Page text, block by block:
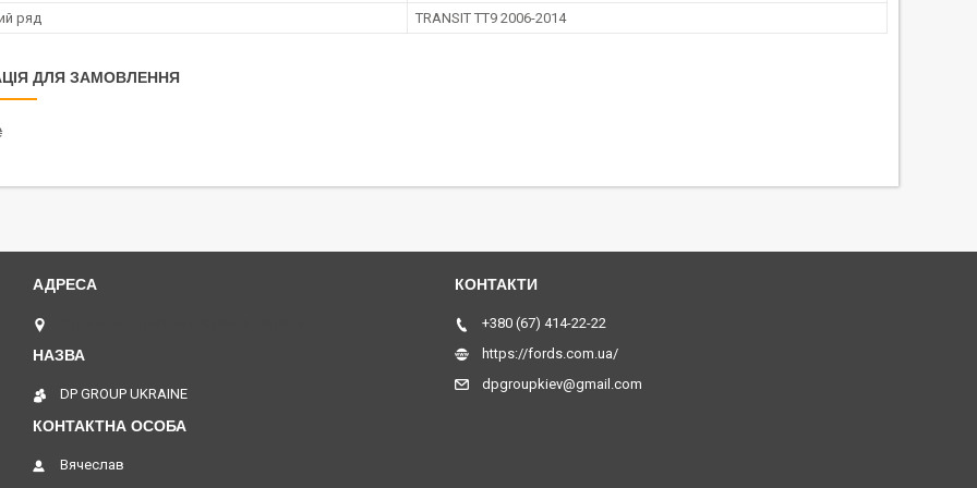
ряд TRANSIT TT9 2006-2014
ДЛЯ ЗАМОВЛЕННЯ
DP GROUP UKRAINE
Вячеслав
+380 (67) 414-22-22
https://fords.com.ua/
dpgroupkiev@gmail.com